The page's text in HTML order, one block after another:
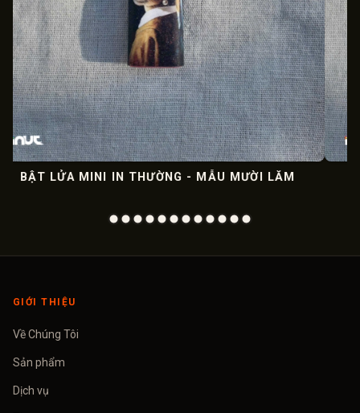
MƯỜI LĂM BẬT LỬA MINI IN THƯỜNG -
GIỚI THIỆU
Về Chúng Tôi
Sản phẩm
Dịch vụ